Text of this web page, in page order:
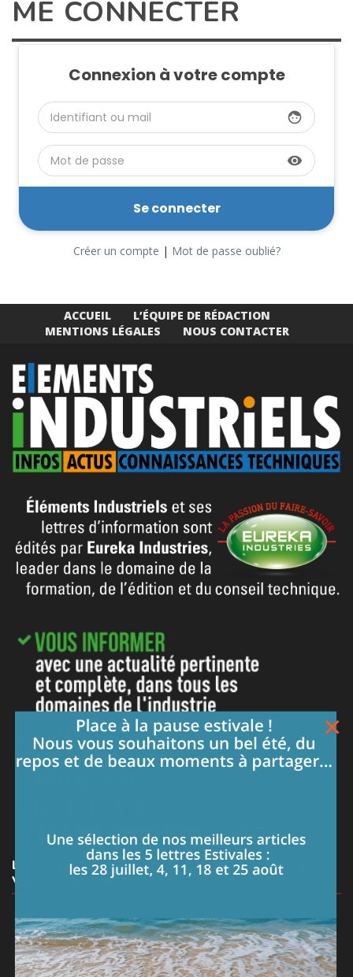
ME CONNECTER
Connexion à votre compte
face
visibility
Créer un compte | Mot de passe oublié?
ACCUEIL
L’ÉQUIPE DE RÉDACTION
MENTIONS LÉGALES
NOUS CONTACTER
LE MEILLEUR DE NOS ARTICLES DANS
VOTRE BOITE MAIL
Je m'abonne à la lettre
×